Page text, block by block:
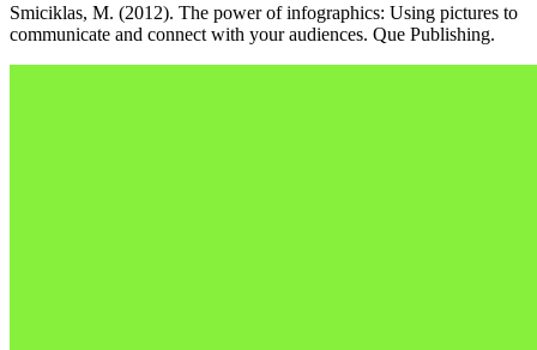
Smiciklas, M. (2012). The power of infographics: Using pictures to
communicate and connect with your audiences. Que Publishing.